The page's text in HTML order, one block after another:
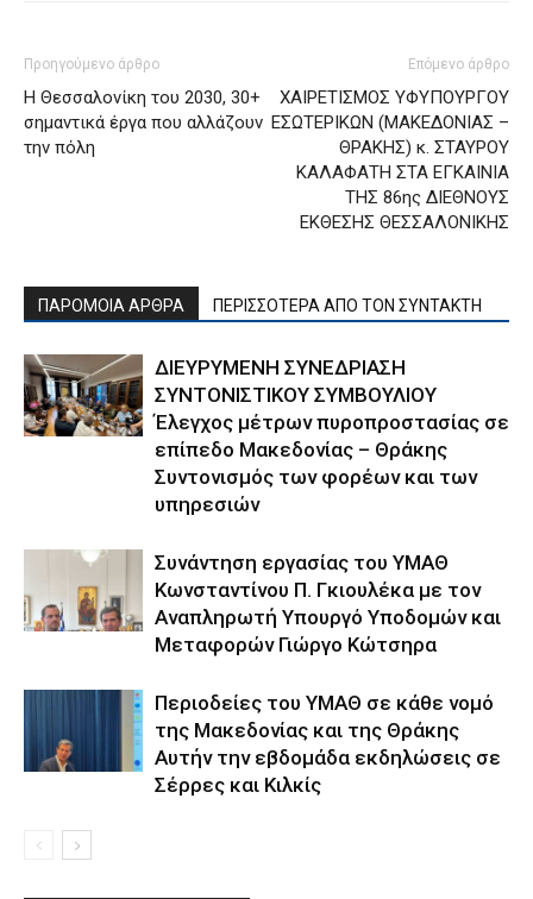
Προηγούμενο άρθρο
Η Θεσσαλονίκη του 2030, 30+
σημαντικά έργα που αλλάζουν
την πόλη
Επόμενο άρθρο
ΧΑΙΡΕΤΙΣΜΟΣ ΥΦΥΠΟΥΡΓΟΥ
ΕΣΩΤΕΡΙΚΩΝ (ΜΑΚΕΔΟΝΙΑΣ –
ΘΡΑΚΗΣ) κ. ΣΤΑΥΡΟΥ
ΚΑΛΑΦΑΤΗ ΣΤΑ ΕΓΚΑΙΝΙΑ
ΤΗΣ 86ης ΔΙΕΘΝΟΥΣ
ΕΚΘΕΣΗΣ ΘΕΣΣΑΛΟΝΙΚΗΣ
ΠΑΡΟΜΟΙΑ ΑΡΘΡΑ ΠΕΡΙΣΣΟΤΕΡΑ ΑΠΟ ΤΟΝ ΣΥΝΤΑΚΤΗ
ΔΙΕΥΡΥΜΕΝΗ ΣΥΝΕΔΡΙΑΣΗ
ΣΥΝΤΟΝΙΣΤΙΚΟΥ ΣΥΜΒΟΥΛΙΟΥ
Έλεγχος μέτρων πυροπροστασίας σε
επίπεδο Μακεδονίας – Θράκης
Συντονισμός των φορέων και των
υπηρεσιών
Συνάντηση εργασίας του ΥΜΑΘ
Κωνσταντίνου Π. Γκιουλέκα με τον
Αναπληρωτή Υπουργό Υποδομών και
Μεταφορών Γιώργο Κώτσηρα
Περιοδείες του ΥΜΑΘ σε κάθε νομό
της Μακεδονίας και της Θράκης
Αυτήν την εβδομάδα εκδηλώσεις σε
Σέρρες και Κιλκίς